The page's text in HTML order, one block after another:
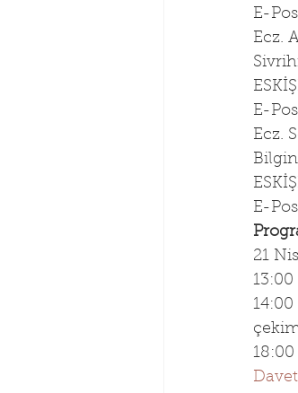
E-
Ecz.
E-
Ecz.
Bilgin
E-
21
13:00
Davet